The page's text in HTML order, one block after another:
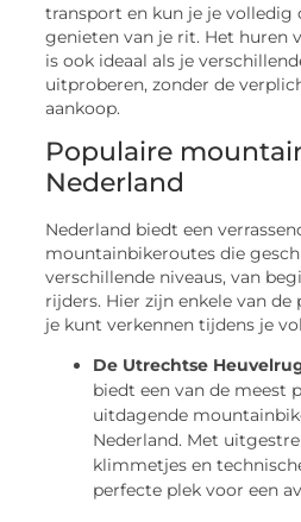
transport en kun je je volledig
genieten van je rit. Het huren
is ook ideaal als je
uitproberen, zonder de
aankoop.
Populaire
Nederland
Nederland biedt een
mountainbikeroutes die
verschillende niveaus, van
rijders. Hier zijn enkele van
je kunt verkennen tijdens je
De Utrechtse
biedt een van de meest
uitdagende
Nederland. Met
klimmetjes en
perfecte plek voor een